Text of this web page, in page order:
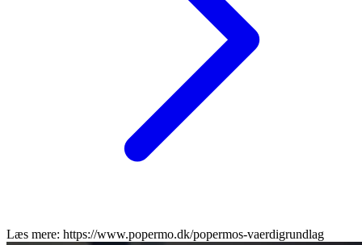
Læs mere: https://www.popermo.dk/popermos-vaerdigrundlag